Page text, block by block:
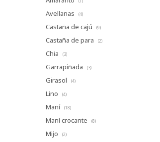
Avellanas (4)
Castaña de cajú (9)
Castaña de para (2)
Chia (3)
Garrapiñada (3)
Girasol (4)
Lino (4)
Maní (18)
Maní crocante (8)
Mijo (2)